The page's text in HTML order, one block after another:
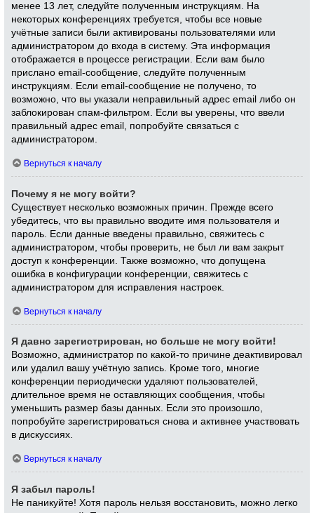
менее 13 лет, следуйте полученным инструкциям. На
некоторых конференциях требуется, чтобы все новые
учётные записи были активированы пользователями или
администратором до входа в систему. Эта информация
отображается в процессе регистрации. Если вам было
прислано email-сообщение, следуйте полученным
инструкциям. Если email-сообщение не получено, то
возможно, что вы указали неправильный адрес email либо он
заблокирован спам-фильтром. Если вы уверены, что ввели
правильный адрес email, попробуйте связаться с
администратором.
Вернуться к началу
Почему я не могу войти?
Существует несколько возможных причин. Прежде всего
убедитесь, что вы правильно вводите имя пользователя и
пароль. Если данные введены правильно, свяжитесь с
администратором, чтобы проверить, не был ли вам закрыт
доступ к конференции. Также возможно, что допущена
ошибка в конфигурации конференции, свяжитесь с
администратором для исправления настроек.
Вернуться к началу
Я давно зарегистрирован, но больше не могу войти!
Возможно, администратор по какой-то причине деактивировал
или удалил вашу учётную запись. Кроме того, многие
конференции периодически удаляют пользователей,
длительное время не оставляющих сообщения, чтобы
уменьшить размер базы данных. Если это произошло,
попробуйте зарегистрироваться снова и активнее участвовать
в дискуссиях.
Вернуться к началу
Я забыл пароль!
Не паникуйте! Хотя пароль нельзя восстановить, можно легко